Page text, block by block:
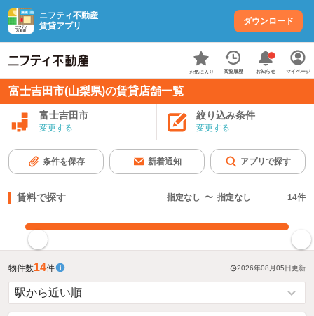
ニフティ不動産
賃貸アプリ
ダウンロード
お気に入り 閲覧履歴 お知らせ マイページ
富士吉田市(山梨県)の賃貸店舗一覧
富士吉田市
変更する
絞り込み条件
変更する
条件を保存 新着通知 アプリで探す
賃料で探す 指定なし 〜 指定なし 14件
物件数14件 2026年08月05日更新